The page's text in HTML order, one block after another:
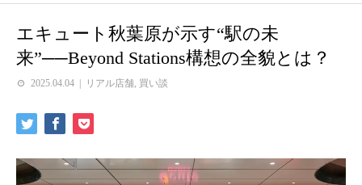
エキュート秋葉原が示す“駅の未
来”──Beyond Stations構想の全貌とは？
2025.04.04 リアル店舗 買い談